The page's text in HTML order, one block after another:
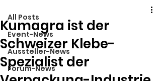
All Posts
Event-News
Aussteller-News
Forum-News
Kumagra ist der
Schweizer Klebe-
Spezialist der